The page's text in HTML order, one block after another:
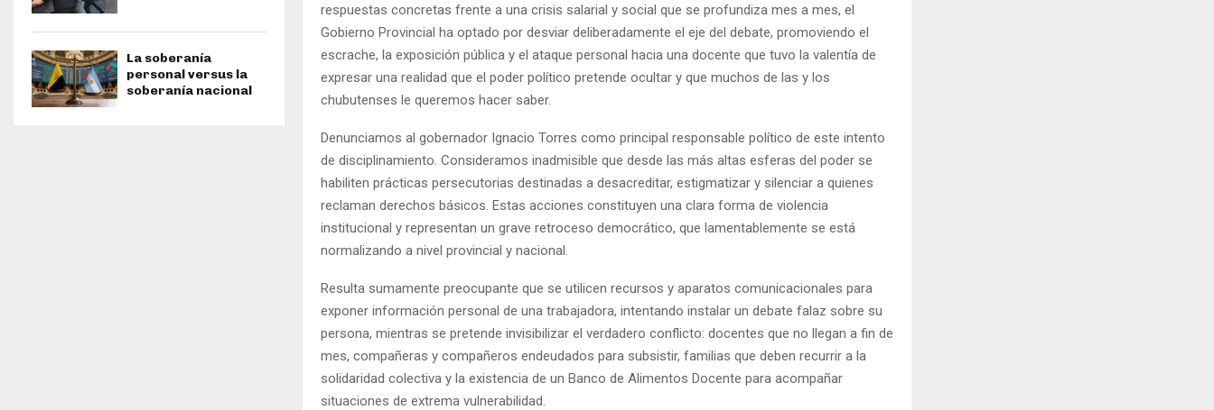
respuestas concretas frente a una crisis salarial y social que se profundiza mes a mes, el
Gobierno Provincial ha optado por desviar deliberadamente el eje del debate, promoviendo el
escrache, la exposición pública y el ataque personal hacia una docente que tuvo la valentía de
expresar una realidad que el poder político pretende ocultar y que muchos de las y los
chubutenses le queremos hacer saber.
Denunciamos al gobernador Ignacio Torres como principal responsable político de este intento
de disciplinamiento. Consideramos inadmisible que desde las más altas esferas del poder se
habiliten prácticas persecutorias destinadas a desacreditar, estigmatizar y silenciar a quienes
reclaman derechos básicos. Estas acciones constituyen una clara forma de violencia
institucional y representan un grave retroceso democrático, que lamentablemente se está
normalizando a nivel provincial y nacional.
Resulta sumamente preocupante que se utilicen recursos y aparatos comunicacionales para
exponer información personal de una trabajadora, intentando instalar un debate falaz sobre su
persona, mientras se pretende invisibilizar el verdadero conflicto: docentes que no llegan a fin de
mes, compañeras y compañeros endeudados para subsistir, familias que deben recurrir a la
solidaridad colectiva y la existencia de un Banco de Alimentos Docente para acompañar
situaciones de extrema vulnerabilidad.
La soberanía
personal versus la
soberanía nacional